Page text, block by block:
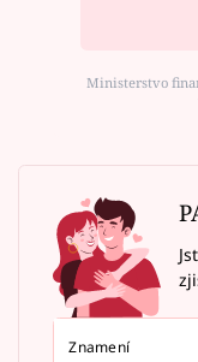
Ministerstvo